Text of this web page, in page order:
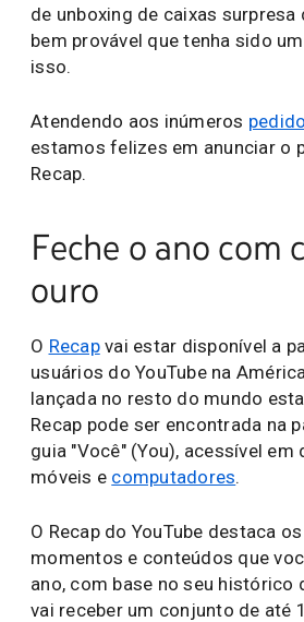
de unboxing de caixas surpresa
bem provável que tenha sido
isso.
Atendendo aos inúmeros
estamos felizes em anunciar o
Recap.
Feche o ano com
ouro
O Recapvai estar disponível a
usuários do YouTube na
lançada no resto do mundo
Recap pode ser encontrada na
guia "Você" (You), acessível
móveis e computadores.
O Recap do YouTube destaca
momentos e conteúdos que
ano, com base no seu histórico
vai receber um conjunto de até